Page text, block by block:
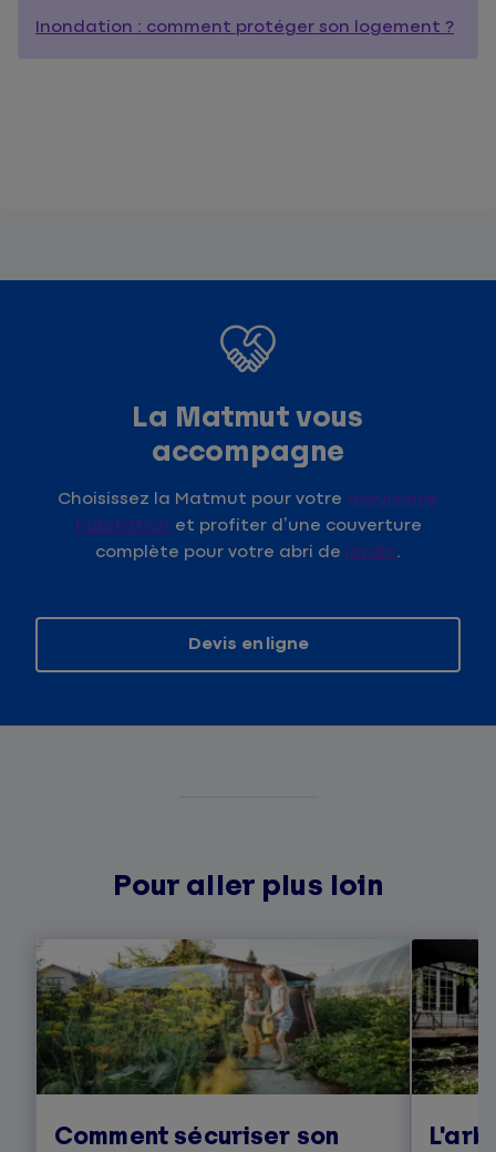
Inondation : comment protéger son logement ?
La Matmut vous
accompagne
Choisissez la Matmut pour votre assurance
habitation et profiter d’une couverture
complète pour votre abri de jardin.
Devis en ligne
Pour aller plus loin
Comment sécuriser son